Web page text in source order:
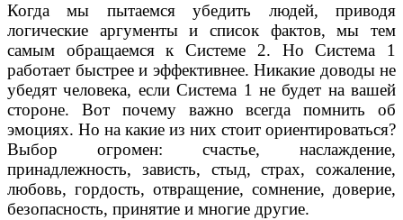
Когда мы пытаемся убедить людей, приводя
логические аргументы и список фактов, мы тем
самым обращаемся к Системе 2. Но Система 1
работает быстрее и эффективнее. Никакие доводы не
убедят человека, если Система 1 не будет на вашей
стороне. Вот почему важно всегда помнить об
эмоциях. Но на какие из них стоит ориентироваться?
Выбор огромен: счастье, наслаждение,
принадлежность, зависть, стыд, страх, сожаление,
любовь, гордость, отвращение, сомнение, доверие,
безопасность, принятие и многие другие.